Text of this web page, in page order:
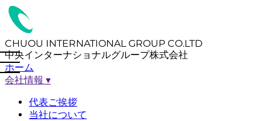
CHUOU INTERNATIONAL GROUP CO.LTD
中央インターナショナルグループ株式会社
ホーム
会社情報 ▾
代表ご挨拶
当社について